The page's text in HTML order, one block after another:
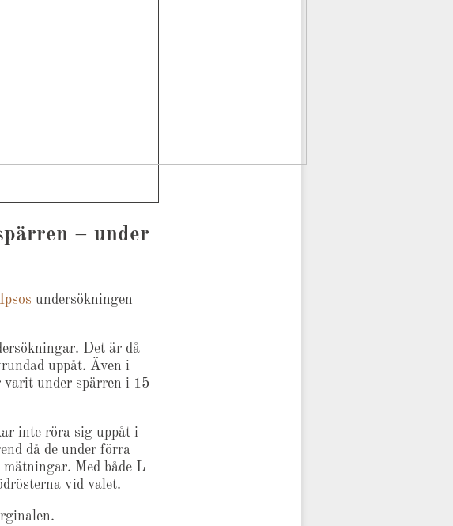
– under
undersökningen
Det är då
uppåt. Även i
varit under spärren i 15
inte röra sig uppåt i
då de under förra
Med både L
vid valet.